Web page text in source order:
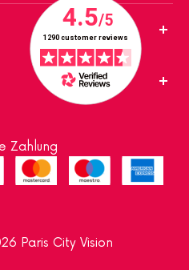
Zahlung
Paris City Vision